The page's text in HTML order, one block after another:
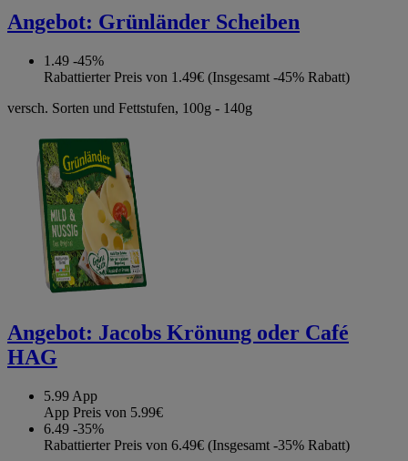
Angebot: Grünländer Scheiben
1.49 -45%
Rabattierter Preis von 1.49€ (Insgesamt -45% Rabatt)
versch. Sorten und Fettstufen, 100g - 140g
Angebot: Jacobs Krönung oder Café
HAG
5.99 App
App Preis von 5.99€
6.49 -35%
Rabattierter Preis von 6.49€ (Insgesamt -35% Rabatt)